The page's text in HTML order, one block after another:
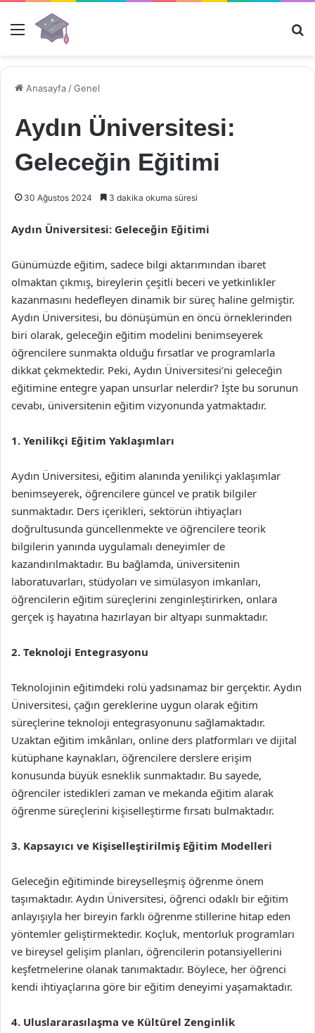
Menü
Anasayfa /Genel
Aydın Üniversitesi:
Geleceğin Eğitimi
30 Ağustos 2024 3 dakika okuma süresi
Aydın Üniversitesi: Geleceğin Eğitimi
Günümüzde eğitim, sadece bilgi aktarımından ibaret
olmaktan çıkmış, bireylerin çeşitli beceri ve yetkinlikler
kazanmasını hedefleyen dinamik bir süreç haline gelmiştir.
Aydın Üniversitesi, bu dönüşümün en öncü örneklerinden
biri olarak, geleceğin eğitim modelini benimseyerek
öğrencilere sunmakta olduğu fırsatlar ve programlarla
dikkat çekmektedir. Peki, Aydın Üniversitesi’ni geleceğin
eğitimine entegre yapan unsurlar nelerdir? İşte bu sorunun
cevabı, üniversitenin eğitim vizyonunda yatmaktadır.
1. Yenilikçi Eğitim Yaklaşımları
Aydın Üniversitesi, eğitim alanında yenilikçi yaklaşımlar
benimseyerek, öğrencilere güncel ve pratik bilgiler
sunmaktadır. Ders içerikleri, sektörün ihtiyaçları
doğrultusunda güncellenmekte ve öğrencilere teorik
bilgilerin yanında uygulamalı deneyimler de
kazandırılmaktadır. Bu bağlamda, üniversitenin
laboratuvarları, stüdyoları ve simülasyon imkanları,
öğrencilerin eğitim süreçlerini zenginleştirirken, onlara
gerçek iş hayatına hazırlayan bir altyapı sunmaktadır.
2. Teknoloji Entegrasyonu
Teknolojinin eğitimdeki rolü yadsınamaz bir gerçektir. Aydın
Üniversitesi, çağın gereklerine uygun olarak eğitim
süreçlerine teknoloji entegrasyonunu sağlamaktadır.
Uzaktan eğitim imkânları, online ders platformları ve dijital
kütüphane kaynakları, öğrencilere derslere erişim
konusunda büyük esneklik sunmaktadır. Bu sayede,
öğrenciler istedikleri zaman ve mekanda eğitim alarak
öğrenme süreçlerini kişiselleştirme fırsatı bulmaktadır.
3. Kapsayıcı ve Kişiselleştirilmiş Eğitim Modelleri
Geleceğin eğitiminde bireyselleşmiş öğrenme önem
taşımaktadır. Aydın Üniversitesi, öğrenci odaklı bir eğitim
anlayışıyla her bireyin farklı öğrenme stillerine hitap eden
yöntemler geliştirmektedir. Koçluk, mentorluk programları
ve bireysel gelişim planları, öğrencilerin potansiyellerini
keşfetmelerine olanak tanımaktadır. Böylece, her öğrenci
kendi ihtiyaçlarına göre bir eğitim deneyimi yaşamaktadır.
4. Uluslararasılaşma ve Kültürel Zenginlik